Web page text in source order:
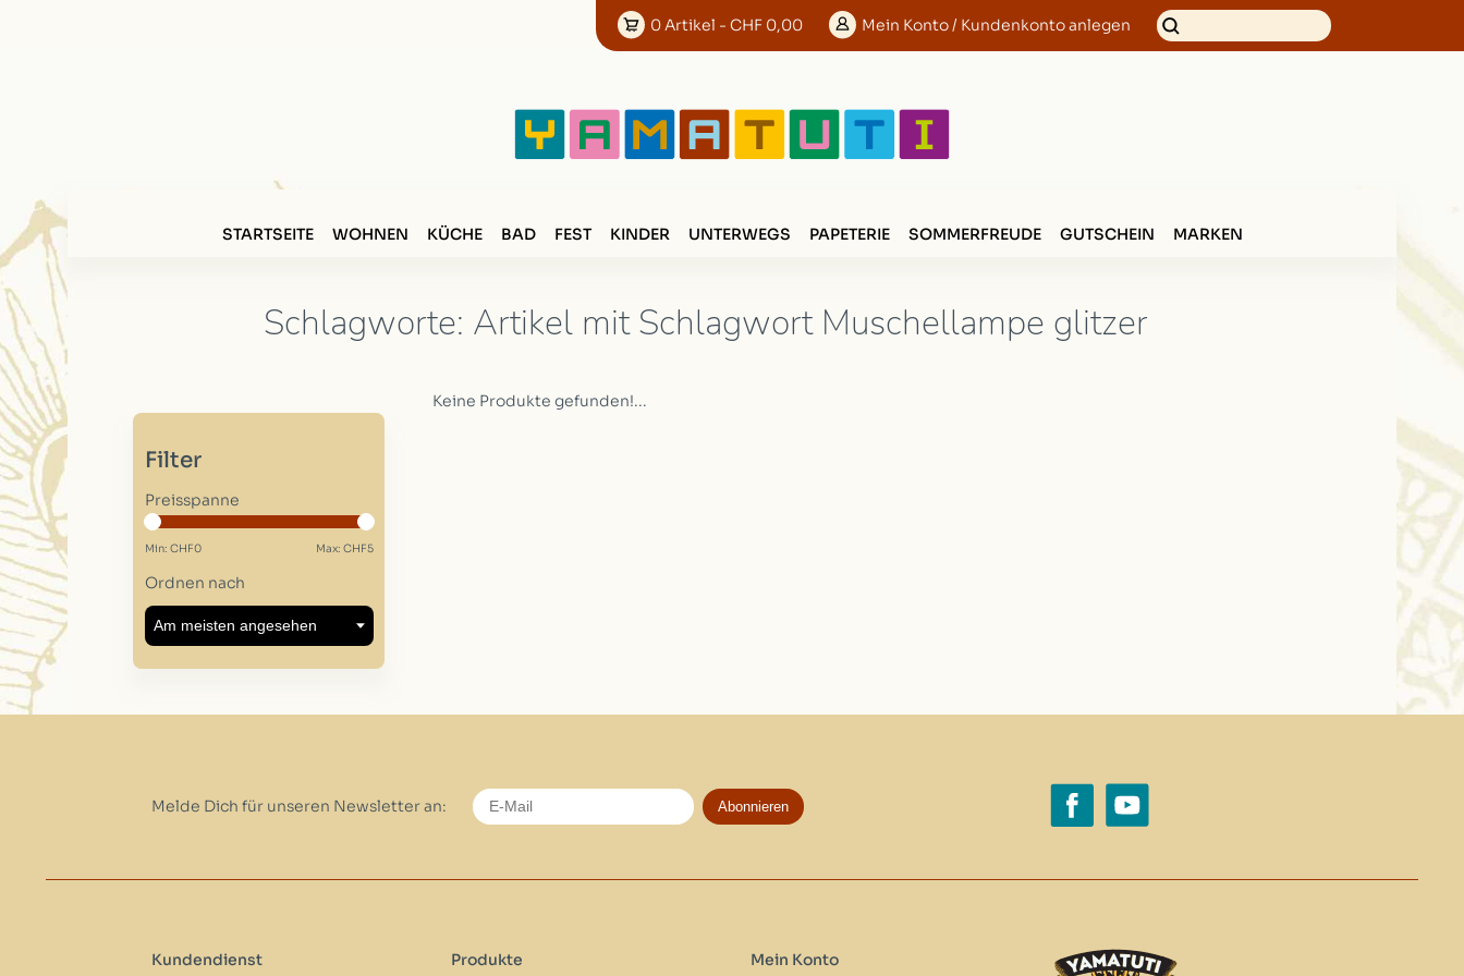
0Artikel - CHF 0,00 Mein Konto/ Kundenkonto anlegen
STARTSEITE WOHNEN KÜCHE BAD FEST KINDER UNTERWEGS PAPETERIE SOMMERFREUDE GUTSCHEIN MARKEN
Schlagworte: Artikel mit Schlagwort Muschellampe glitzer
Filter
Preisspanne
Min: CHF0 Max: CHF5
Ordnen nach
Keine Produkte gefunden!...
Melde Dich für unseren Newsletter an: Abonnieren
Kundendienst
Produkte
Mein Konto